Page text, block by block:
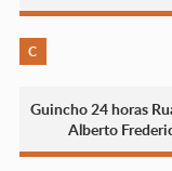
C
Guincho 24 horas
Alberto